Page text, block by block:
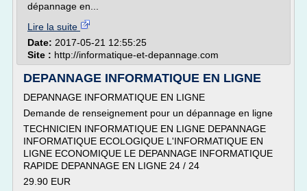
dépannage en...
Lire la suite
Date: 2017-05-21 12:55:25
Site : http://informatique-et-depannage.com
DEPANNAGE INFORMATIQUE EN LIGNE
DEPANNAGE INFORMATIQUE EN LIGNE
Demande de renseignement pour un dépannage en ligne
TECHNICIEN INFORMATIQUE EN LIGNE DEPANNAGE
INFORMATIQUE ECOLOGIQUE L'INFORMATIQUE EN
LIGNE ECONOMIQUE LE DEPANNAGE INFORMATIQUE
RAPIDE DEPANNAGE EN LIGNE 24 / 24
29.90 EUR